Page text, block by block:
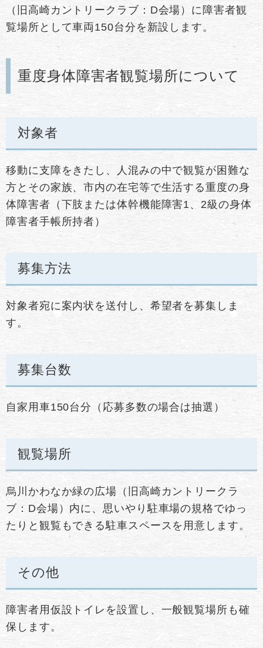
（旧高崎カントリークラブ：D会場）に障害者観
覧場所として車両150台分を新設します。
重度身体障害者観覧場所について
対象者
移動に支障をきたし、人混みの中で観覧が困難な
方とその家族、市内の在宅等で生活する重度の身
体障害者（下肢または体幹機能障害1、2級の身体
障害者手帳所持者）
募集方法
対象者宛に案内状を送付し、希望者を募集しま
す。
募集台数
自家用車150台分（応募多数の場合は抽選）
観覧場所
烏川かわなか緑の広場（旧高崎カントリークラ
ブ：D会場）内に、思いやり駐車場の規格でゆっ
たりと観覧もできる駐車スペースを用意します。
その他
障害者用仮設トイレを設置し、一般観覧場所も確
保します。